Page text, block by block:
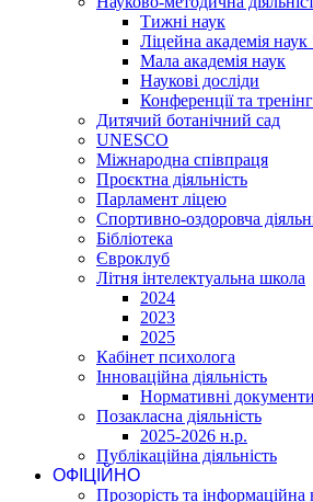
Тижні наук
Ліцейна академія
Мала академія наук
Наукові досліди
Конференції та
Дитячий ботанічний сад
UNESCO
Міжнародна співпраця
Проєктна діяльність
Парламент ліцею
Спортивно-оздоровча
Бібліотека
Євроклуб
Літня інтелектуальна школа
2024
2023
2025
Кабінет психолога
Інноваційна діяльність
Нормативні документи
Позакласна діяльність
2025-2026 н.р.
Публікаційна діяльність
ОФІЦІЙНО
Прозорість та інформаційна